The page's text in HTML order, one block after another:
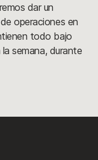
dar un
operaciones en
todo bajo
semana, durante